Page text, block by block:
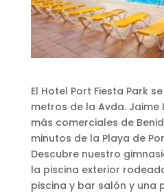
El Hotel Port Fiesta Park
metros de la Avda. Jaime
más comerciales de
minutos de la Playa de
Descubre nuestro
la piscina exterior
piscina y bar salón y una